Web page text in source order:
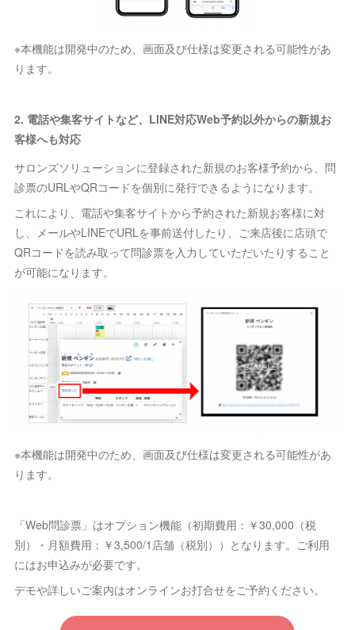
※本機能は開発中のため、画面及び仕様は変更される可能性があ
ります。
2. 電話や集客サイトなど、LINE対応Web予約以外からの新規お
客様へも対応
サロンズソリューションに登録された新規のお客様予約から、問
診票のURLやQRコードを個別に発行できるようになります。
これにより、電話や集客サイトから予約された新規お客様に対
し、メールやLINEでURLを事前送付したり、ご来店後に店頭で
QRコードを読み取って問診票を入力していただいたりすること
が可能になります。
※本機能は開発中のため、画面及び仕様は変更される可能性があ
ります。
「Web問診票」はオプション機能（初期費用：￥30,000（税
別）・月額費用：￥3,500/1店舗（税別））となります。ご利用
にはお申込みが必要です。
デモや詳しいご案内はオンラインお打合せをご予約ください。